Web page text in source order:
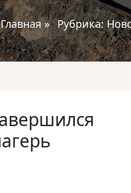
Главная» Рубрика: